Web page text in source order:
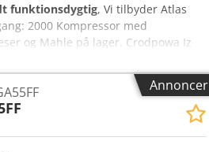
funktionsdygtig, Vi tilbyder Atlas
2000 Kompressor med
og Mahle på lager. Crodpowa Iz
Annoncer